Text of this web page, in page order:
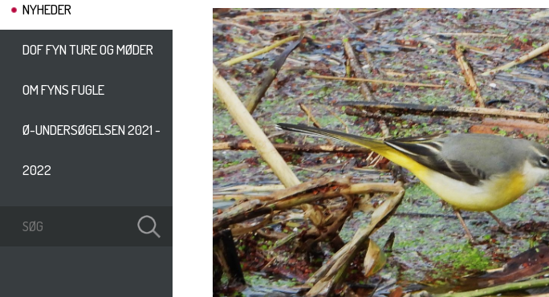
NYHEDER
DOF FYN TURE OG MØDER
OM FYNS FUGLE
Ø-UNDERSØGELSEN 2021 -
2022